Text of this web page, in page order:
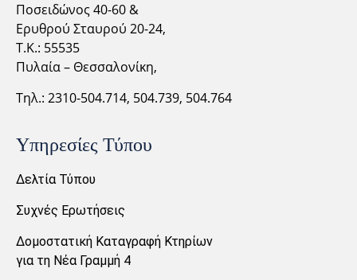
Ποσειδώνος 40-60 &
Ερυθρού Σταυρού 20-24,
Τ.Κ.: 55535
Πυλαία – Θεσσαλονίκη,
Τηλ.: 2310-504.714, 504.739, 504.764
Υπηρεσίες Τύπου
Δελτία Τύπου
Συχνές Ερωτήσεις
Δομοστατική Καταγραφή Κτηρίων
για τη Νέα Γραμμή 4